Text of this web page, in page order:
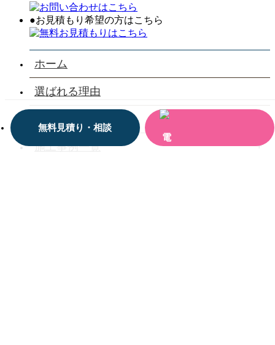
無料見積り・相談
●お見積もり希望の方はこちら
ホーム
選ばれる理由
施工事例一覧